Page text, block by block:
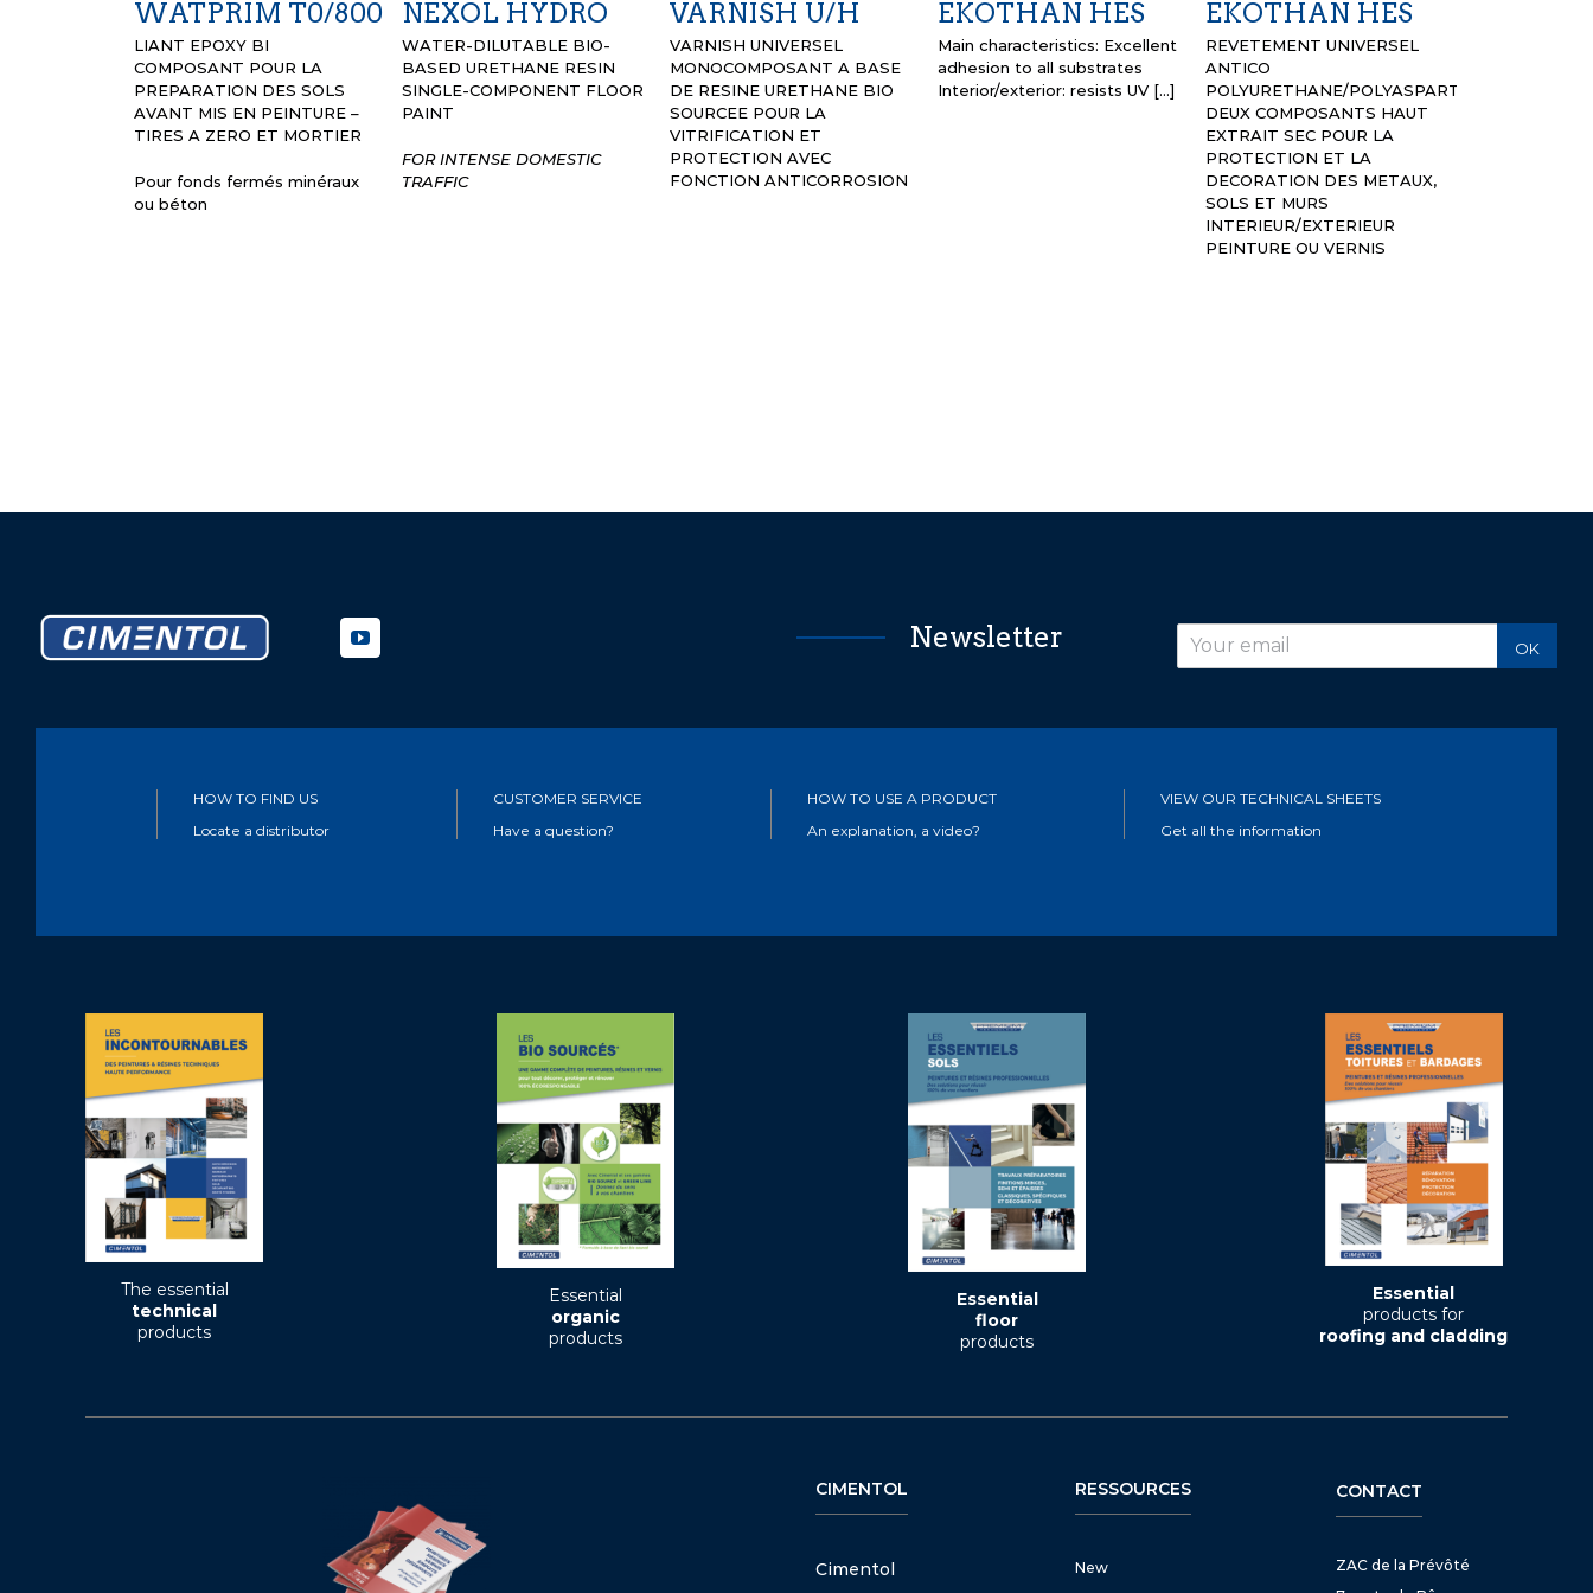
WATPRIM T0/800
LIANT EPOXY BI
COMPOSANT POUR LA
PREPARATION DES SOLS
AVANT MIS EN PEINTURE –
TIRES A ZERO ET MORTIER
Pour fonds fermés minéraux
ou béton
NEXOL HYDRO
WATER-DILUTABLE BIO-
BASED URETHANE RESIN
SINGLE-COMPONENT FLOOR
PAINT
FOR INTENSE DOMESTIC
TRAFFIC
VARNISH U/H
VARNISH UNIVERSEL
MONOCOMPOSANT A BASE
DE RESINE URETHANE BIO
SOURCEE POUR LA
VITRIFICATION ET
PROTECTION AVEC
FONCTION ANTICORROSION
EKOTHAN HES
Main characteristics: Excellent
adhesion to all substrates
Interior/exterior: resists UV […]
EKOTHAN HES
REVETEMENT UNIVERSEL
ANTICO
POLYURETHANE/POLYASPARTIQUE
DEUX COMPOSANTS HAUT
EXTRAIT SEC POUR LA
PROTECTION ET LA
DECORATION DES METAUX,
SOLS ET MURS
INTERIEUR/EXTERIEUR
PEINTURE OU VERNIS
Newsletter OK
HOW TO FIND US
Locate a distributor
CUSTOMER SERVICE
Have a question?
HOW TO USE A PRODUCT
An explanation, a video?
VIEW OUR TECHNICAL SHEETS
Get all the information
The essential
technical
products
Essential
organic
products
Essential
floor
products
Essential
products for
roofing and cladding
CIMENTOL
Cimentol
RESSOURCES
New
CONTACT
ZAC de la Prévôté